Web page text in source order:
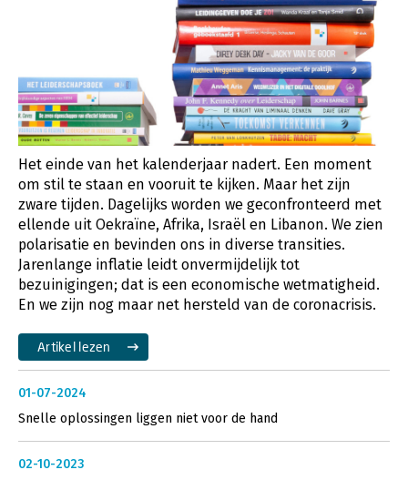
Het einde van het kalenderjaar nadert. Een moment
om stil te staan en vooruit te kijken. Maar het zijn
zware tijden. Dagelijks worden we geconfronteerd met
ellende uit Oekraïne, Afrika, Israël en Libanon. We zien
polarisatie en bevinden ons in diverse transities.
Jarenlange inflatie leidt onvermijdelijk tot
bezuinigingen; dat is een economische wetmatigheid.
En we zijn nog maar net hersteld van de coronacrisis.
Artikel lezen
01-07-2024
Snelle oplossingen liggen niet voor de hand
02-10-2023